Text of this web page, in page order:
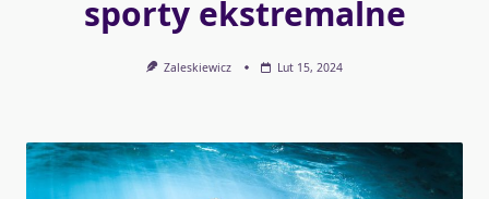
sporty ekstremalne
Zaleskiewicz Lut 15, 2024